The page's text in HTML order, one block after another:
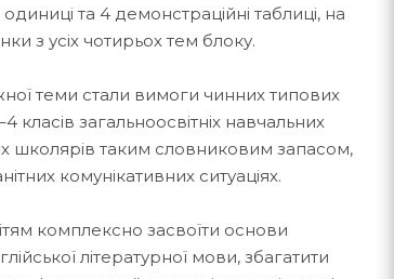
та 4 демонстраційні таблиці, на
з усіх чотирьох тем блоку.
теми стали вимоги чинних типових
класів загальноосвітніх навчальних
школярів таким словниковим запасом,
комунікативних ситуаціях.
комплексно засвоїти основи
літературної мови, збагатити